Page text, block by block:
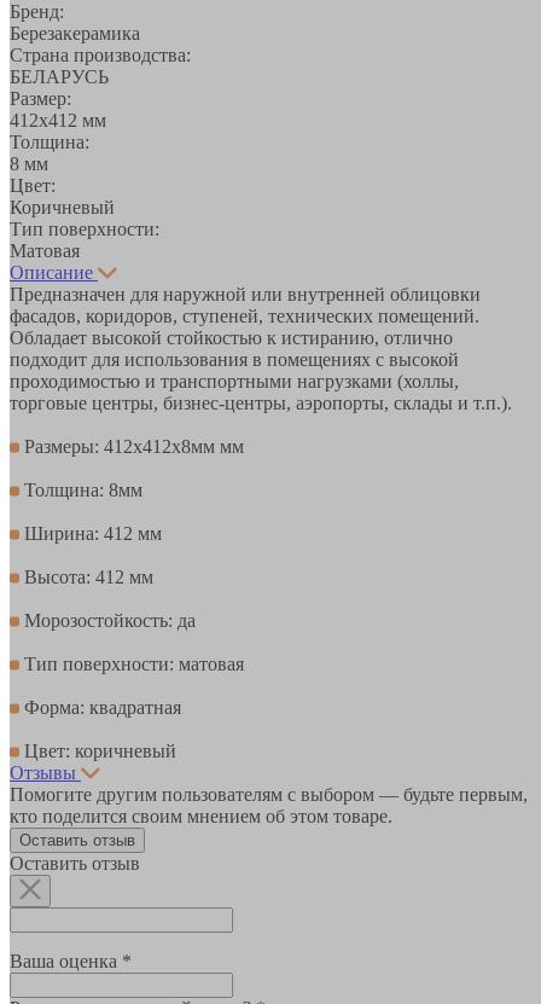
Бренд:
Березакерамика
Страна производства:
БЕЛАРУСЬ
Размер:
412х412 мм
Толщина:
8 мм
Цвет:
Коричневый
Тип поверхности:
Матовая
Описание
Предназначен для наружной или внутренней облицовки
фасадов, коридоров, ступеней, технических помещений.
Обладает высокой стойкостью к истиранию, отлично
подходит для использования в помещениях с высокой
проходимостью и транспортными нагрузками (холлы,
торговые центры, бизнес-центры, аэропорты, склады и т.п.).
Размеры: 412х412х8мм мм
Толщина: 8мм
Ширина: 412 мм
Высота: 412 мм
Морозостойкость: да
Тип поверхности: матовая
Форма: квадратная
Цвет: коричневый
Отзывы
Помогите другим пользователям с выбором — будьте первым,
кто поделится своим мнением об этом товаре.
Оставить отзыв
Оставить отзыв
Ваша оценка *